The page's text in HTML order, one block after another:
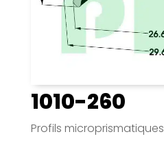
1010-260
Profils microprismatiques